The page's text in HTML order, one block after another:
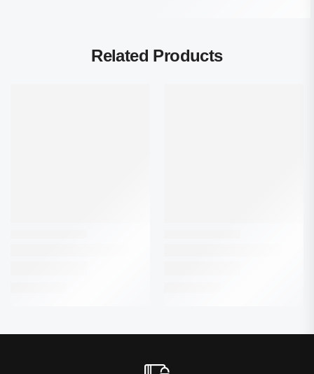
Related Products